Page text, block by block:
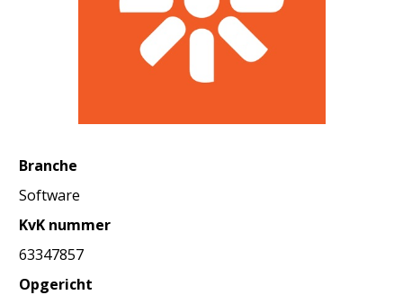
Branche
Software
KvK nummer
63347857
Opgericht